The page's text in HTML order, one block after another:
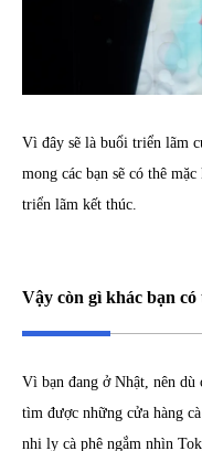
Vì đây sẽ là buổi triển lãm
mong các bạn sẽ có thê
triển lãm kết thúc.
Vậy còn gì khác bạn có
Vì bạn đang ở Nhật, nên dù
tìm được những cửa hàng
nhi ly cà phê ngắm nhìn